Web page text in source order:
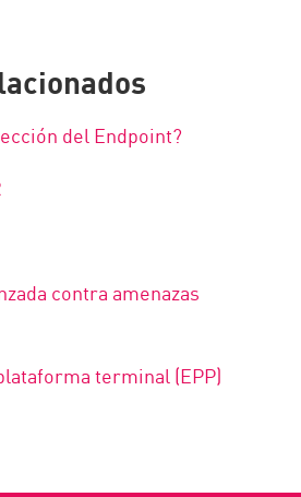
del Endpoint?
contra amenazas
terminal (EPP)